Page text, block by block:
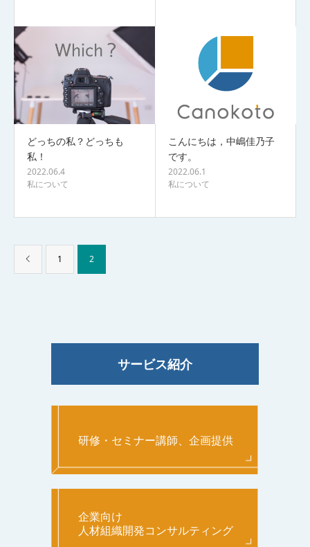
どっちの私？どっちも
私！
2022.06.4
私について
こんにちは，中嶋佳乃子
です。
2022.06.1
私について
1 2
サービス紹介
研修・セミナー講師、企画提供
企業向け
人材組織開発コンサルティング